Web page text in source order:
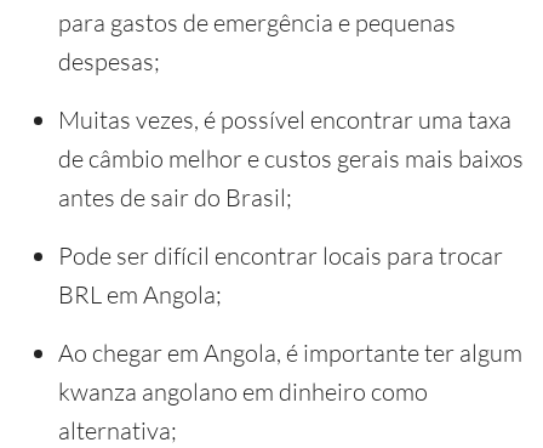
para gastos de emergência e pequenas
despesas;
Muitas vezes, é possível encontrar uma taxa
de câmbio melhor e custos gerais mais baixos
antes de sair do Brasil;
Pode ser difícil encontrar locais para trocar
BRL em Angola;
Ao chegar em Angola, é importante ter algum
kwanza angolano em dinheiro como
alternativa;